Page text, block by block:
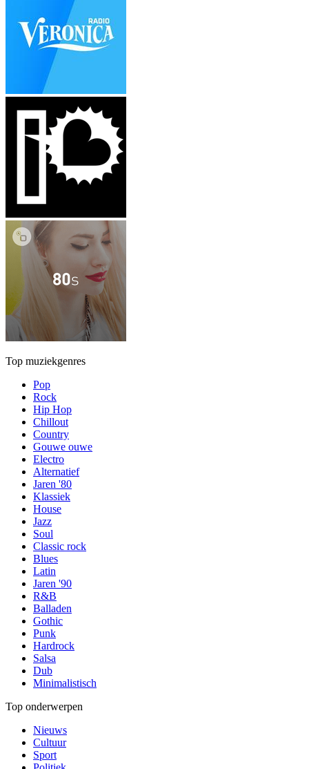
Top muziekgenres
Pop
Rock
Hip Hop
Chillout
Country
Gouwe ouwe
Electro
Alternatief
Jaren '80
Klassiek
House
Jazz
Soul
Classic rock
Blues
Latin
Jaren '90
R&B
Balladen
Gothic
Punk
Hardrock
Salsa
Dub
Minimalistisch
Top onderwerpen
Nieuws
Cultuur
Sport